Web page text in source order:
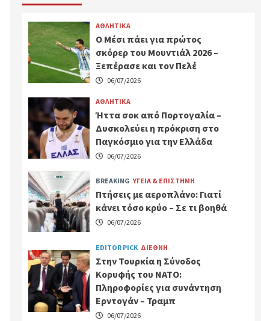
ΑΘΛΗΤΙΚΑ
Ο Μέσι πάει για πρώτος
σκόρερ του Μουντιάλ 2026 –
Ξεπέρασε και τον Πελέ
06/07/2026
ΑΘΛΗΤΙΚΑ
Ήττα σοκ από Πορτογαλία –
Δυσκολεύει η πρόκριση στο
Παγκόσμιο για την Ελλάδα
06/07/2026
BREAKING ΥΓΕΙΑ & ΕΠΙΣΤΗΜΗ
Πτήσεις με αεροπλάνο: Γιατί
κάνει τόσο κρύο – Σε τι βοηθά
06/07/2026
EDITOR PICK ΔΙΕΘΝΗ
Στην Τουρκία η Σύνοδος
Κορυφής του ΝΑΤΟ:
Πληροφορίες για συνάντηση
Ερντογάν – Τραμπ
06/07/2026